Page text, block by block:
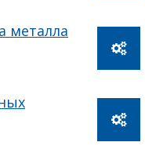
металла